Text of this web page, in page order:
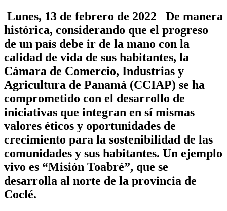
Lunes, 13 de febrero de 2022 De manera
histórica, considerando que el progreso
de un país debe ir de la mano con la
calidad de vida de sus habitantes, la
Cámara de Comercio, Industrias y
Agricultura de Panamá (CCIAP) se ha
comprometido con el desarrollo de
iniciativas que integran en sí mismas
valores éticos y oportunidades de
crecimiento para la sostenibilidad de las
comunidades y sus habitantes. Un ejemplo
vivo es “Misión Toabré”, que se
desarrolla al norte de la provincia de
Coclé.